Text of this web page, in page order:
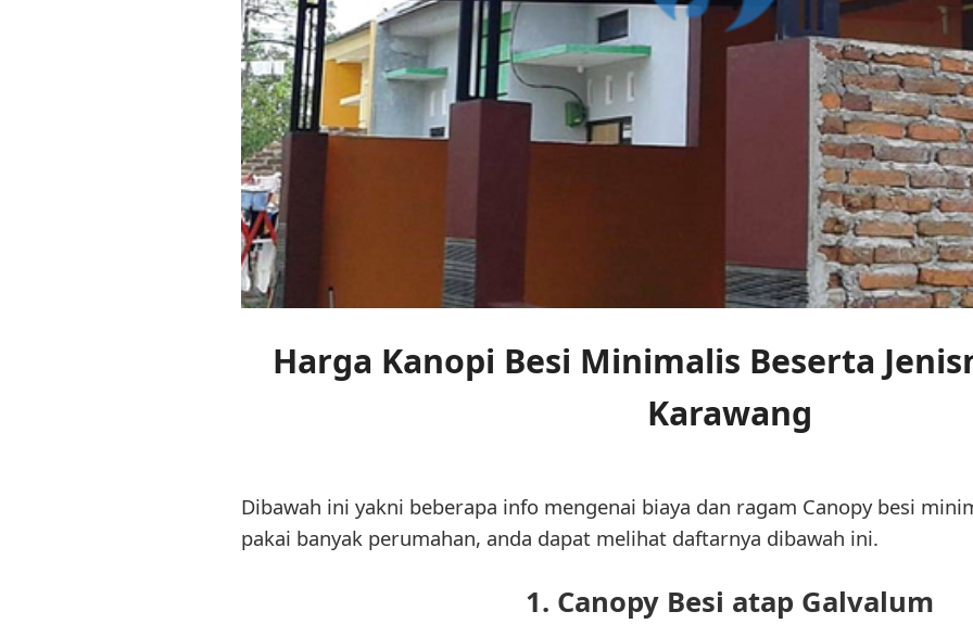
Harga Kanopi Besi Minimalis Beserta
Karawang
Dibawah ini yakni beberapa info mengenai biaya dan ragam Canopy besi
pakai banyak perumahan, anda dapat melihat daftarnya dibawah ini.
1. Canopy Besi atap Galvalum